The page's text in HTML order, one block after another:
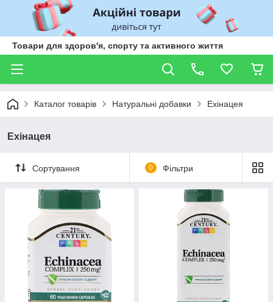
Товари для здоров'я, спорту та активного життя
Каталог товарів Натуральні добавки Ехінацея
Ехінацея
Сортування 0 Фільтри